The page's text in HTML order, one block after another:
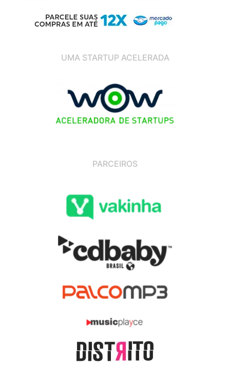
UMA STARTUP ACELERADA
PARCEIROS